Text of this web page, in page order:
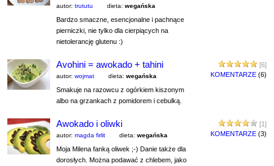
autor: trututu dieta: wegańska
Bardzo smaczne, esencjonalne i pachnące
pierniczki, nie tylko dla cierpiących na
nietolerancję glutenu :)
[6]
KOMENTARZE (6)
Avohini = awokado + tahini
autor: wojmat dieta: wegańska
Smakuje na razowcu z ogórkiem kiszonym
albo na grzankach z pomidorem i cebulką.
[1]
KOMENTARZE (3)
Awokado i oliwki
autor: magda firlit dieta: wegańska
Moja Milena fanką oliwek ;-) Danie także dla
dorosłych. Można podawać z chlebem, jako